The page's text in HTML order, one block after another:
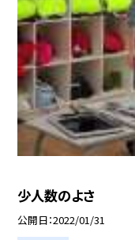
少人数のよさ
公開日 2022/01/31